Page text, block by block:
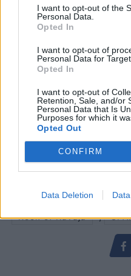
I want to opt-out of the
Personal Data.
Opted In
I want to opt-out of
Personal Data for
Opted In
I want to opt-out of
Retention, Sale, and/or
Personal Data that Is
Purposes for which it
Opted Out
CONFIRM
Data Deletion
, nadir
Rock of Kavaja ,